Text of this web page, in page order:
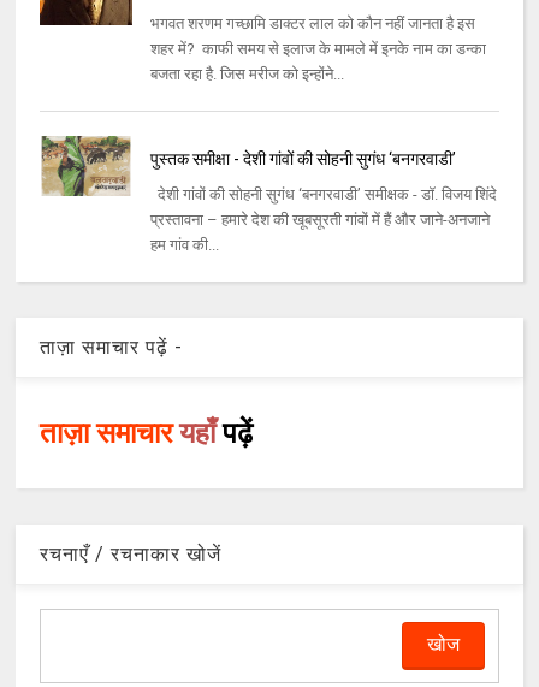
भगवत शरणम गच्छामि डाक्टर लाल को कौन नहीं जानता है इस
शहर में? काफी समय से इलाज के मामले में इनके नाम का डन्का
बजता रहा है. जिस मरीज को इन्होंने...
पुस्तक समीक्षा - देशी गांवों की सोहनी सुगंध ‘बनगरवाडी’
देशी गांवों की सोहनी सुगंध ‘बनगरवाडी’ समीक्षक - डॉ. विजय शिंदे
प्रस्तावना – हमारे देश की खूबसूरती गांवों में हैं और जाने-अनजाने
हम गांव की...
ताज़ा समाचार पढ़ें -
ताज़ा समाचारयहाँपढ़ें
रचनाएँ / रचनाकार खोजें